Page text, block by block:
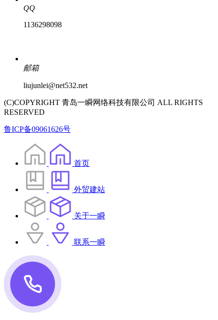
QQ
1136298098
邮箱
liujunlei@net532.net
(C)COPYRIGHT 青岛一瞬网络科技有限公司 ALL RIGHTS
RESERVED
鲁ICP备09061626号
首页
外贸建站
关于一瞬
联系一瞬